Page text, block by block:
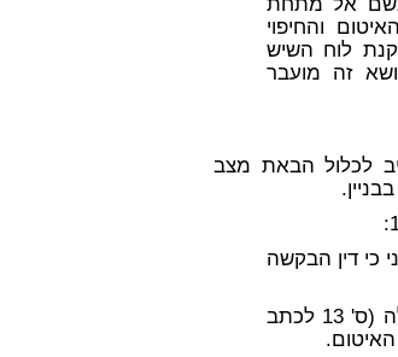
והחיפוי
לוח השיש
זה מועבר
לכלול הבאת מצב
כי דין הבקשה
ים או מי מהם עלה מלכתחילה (ס' 13 לכתב